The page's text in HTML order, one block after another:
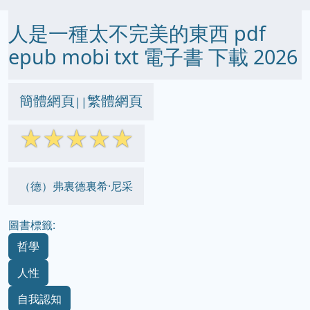
人是一種太不完美的東西 pdf
epub mobi txt 電子書 下載 2026
簡體網頁||繁體網頁
☆☆☆☆☆
（德）弗裏德裏希·尼采
圖書標籤:
哲學
人性
自我認知